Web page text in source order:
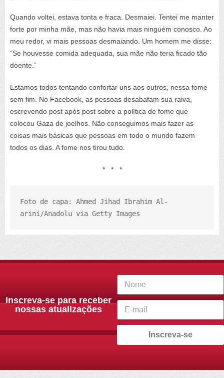
Quando voltei, estava tonta e fraca. Desmaiei. Tentei me manter
forte por minha mãe, mas não havia mais ninguém conosco. Ao
meu redor, vi mais pessoas desmaiando. Um homem me disse:
“Se houvesse comida adequada, sua mãe não teria ficado tão
doente.”
Estamos todos tentando confortar uns aos outros, nessa fome
sem fim. No Facebook, as pessoas desabafam sua raiva,
escrevendo post após post sobre a política de fome que
colocou Gaza de joelhos. Não conseguimos mais fazer as
coisas mais básicas que pessoas em todo o mundo fazem
todos os dias. A fome nos tirou tudo.
* * *
Foto de capa: Ahmed Jihad Ibrahim Al-
arini/Anadolu via Getty Images
Inscreva-se para receber
nossas atualizações
Inscreva-se